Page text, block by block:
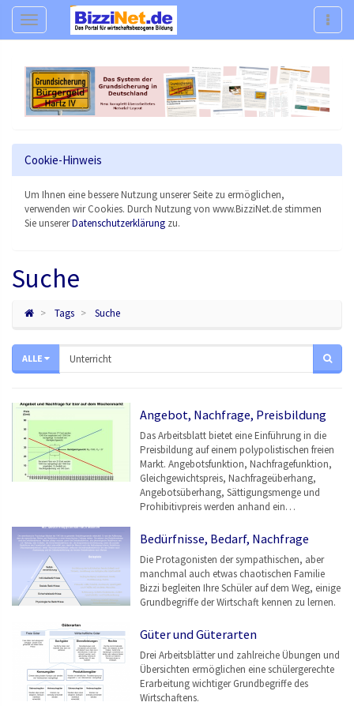
Navigation
Cookie-Hinweis
Um Ihnen eine bessere Nutzung unserer Seite zu ermöglichen,
verwenden wir Cookies. Durch Nutzung von www.BizziNet.de stimmen
Sie unsererDatenschutzerklärung zu.
Suche
Tags Suche
ALLE
Angebot, Nachfrage, Preisbildung
Das Arbeitsblatt bietet eine Einführung in die
Preisbildung auf einem polypolistischen freien
Markt. Angebotsfunktion, Nachfragefunktion,
Gleichgewichtspreis, Nachfrageüberhang,
Angebotsüberhang, Sättigungsmenge und
Prohibitivpreis werden anhand ein…
Bedürfnisse, Bedarf, Nachfrage
Die Protagonisten der sympathischen, aber
manchmal auch etwas chaotischen Familie
Bizzi begleiten Ihre Schüler auf dem Weg, einige
Grundbegriffe der Wirtschaft kennen zu lernen.
Güter und Güterarten
Drei Arbeitsblätter und zahlreiche Übungen und
Übersichten ermöglichen eine schülergerechte
Erarbeitung wichtiger Grundbegriffe des
Wirtschaftens.